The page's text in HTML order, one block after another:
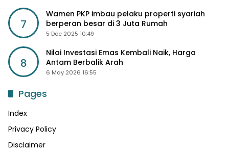
7
Wamen PKP imbau pelaku properti syariah
berperan besar di 3 Juta Rumah
5 Dec 2025 10:49
8
Nilai Investasi Emas Kembali Naik, Harga
Antam Berbalik Arah
6 May 2026 16:55
Pages
Index
Privacy Policy
Disclaimer